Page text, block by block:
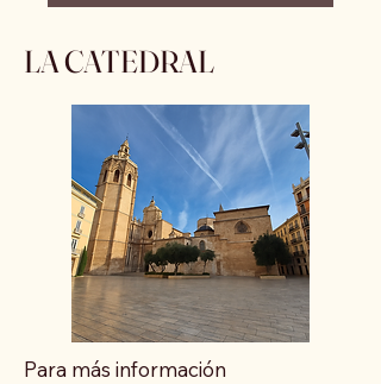
LA CATEDRAL
Para más información